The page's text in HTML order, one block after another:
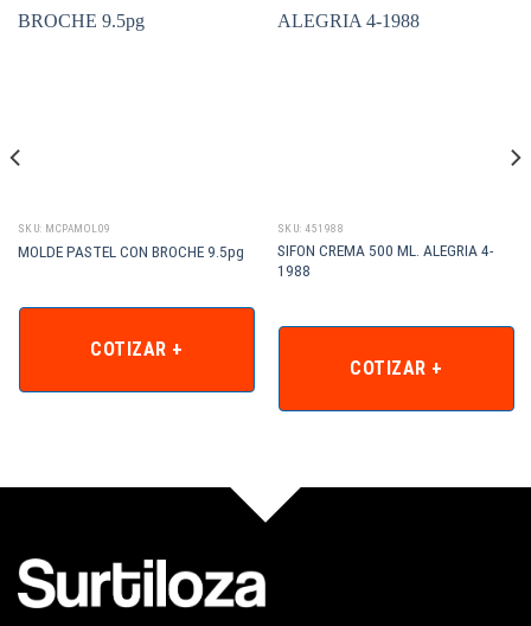
SKU: MCPAMOL09
MOLDE PASTEL CON BROCHE 9.5pg
COTIZAR +
SKU: 451988
SIFON CREMA 500 ML. ALEGRIA 4-
1988
COTIZAR +